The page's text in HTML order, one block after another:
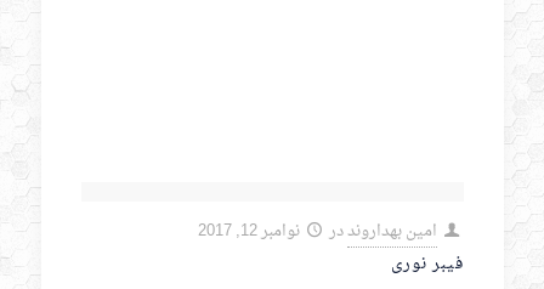
امین بهدارونددر
نوامبر 12, 2017
فیبر نوری